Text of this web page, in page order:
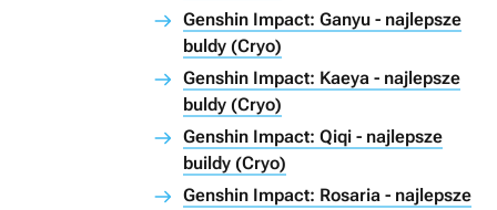
Genshin Impact: Ganyu - najlepsze
buldy (Cryo)
Genshin Impact: Kaeya - najlepsze
buldy (Cryo)
Genshin Impact: Qiqi - najlepsze
buildy (Cryo)
Genshin Impact: Rosaria - najlepsze